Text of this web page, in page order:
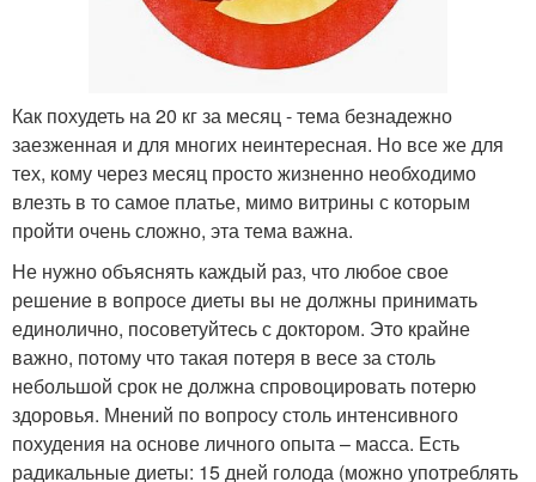
Как похудеть на 20 кг за месяц - тема безнадежно
заезженная и для многих неинтересная. Но все же для
тех, кому через месяц просто жизненно необходимо
влезть в то самое платье, мимо витрины с которым
пройти очень сложно, эта тема важна.
Не нужно объяснять каждый раз, что любое свое
решение в вопросе диеты вы не должны принимать
единолично, посоветуйтесь с доктором. Это крайне
важно, потому что такая потеря в весе за столь
небольшой срок не должна спровоцировать потерю
здоровья. Мнений по вопросу столь интенсивного
похудения на основе личного опыта – масса. Есть
радикальные диеты: 15 дней голода (можно употреблять